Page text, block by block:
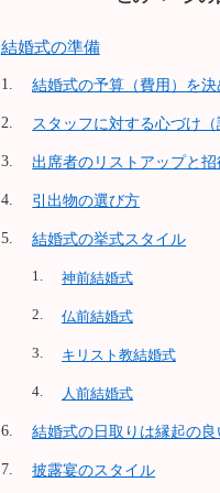
結婚式の準備
結婚式の予算（費用）を決
スタッフに対する心づけ
出席者のリストアップと招
引出物の選び方
結婚式の挙式スタイル
神前結婚式
仏前結婚式
キリスト教結婚式
人前結婚式
結婚式の日取りは縁起の良
披露宴のスタイル